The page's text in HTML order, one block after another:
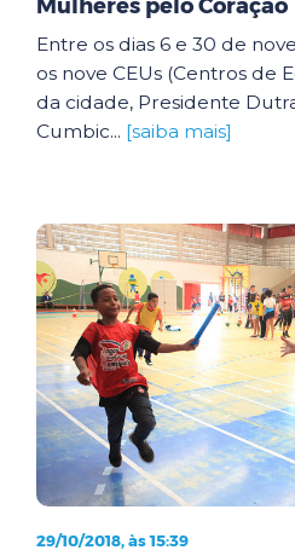
Mulheres pelo Coração
Entre os dias 6 e 30 de
os nove CEUs (Centros de
da cidade, Presidente
Cumbic... [saiba mais]
29/10/2018, às 15:39